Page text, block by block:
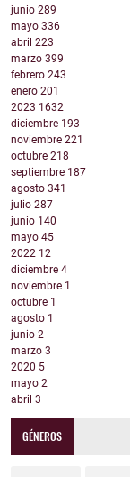
junio 289
mayo 336
abril 223
marzo 399
febrero 243
enero 201
2023 1632
diciembre 193
noviembre 221
octubre 218
septiembre 187
agosto 341
julio 287
junio 140
mayo 45
2022 12
diciembre 4
noviembre 1
octubre 1
agosto 1
junio 2
marzo 3
2020 5
mayo 2
abril 3
GÉNEROS